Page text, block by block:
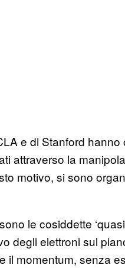
e di Stanford
attraverso la
motivo, si sono
le cosiddette
degli elettroni sul
il momentum, senza